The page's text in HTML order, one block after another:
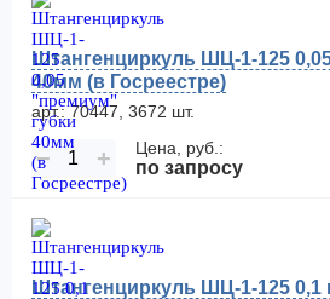
Штангенциркуль ШЦ-1-125
40мм (в Госреестре)
арт.: 70447, 3672 шт.
− + Цена, руб.:
по запросу
Штангенциркуль ШЦ-1-125 0,1